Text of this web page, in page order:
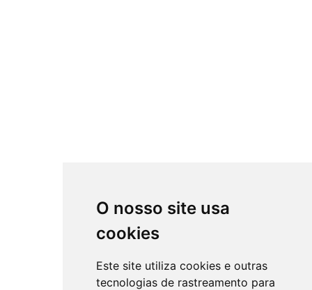
O nosso site usa
cookies
Este site utiliza cookies e outras
tecnologias de rastreamento para